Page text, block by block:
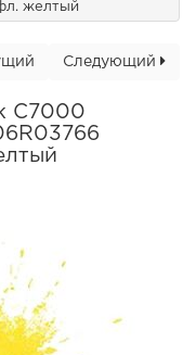
желтый
Следующий
C7000